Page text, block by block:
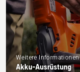
Weitere Informationen
Akku-Ausrüstung